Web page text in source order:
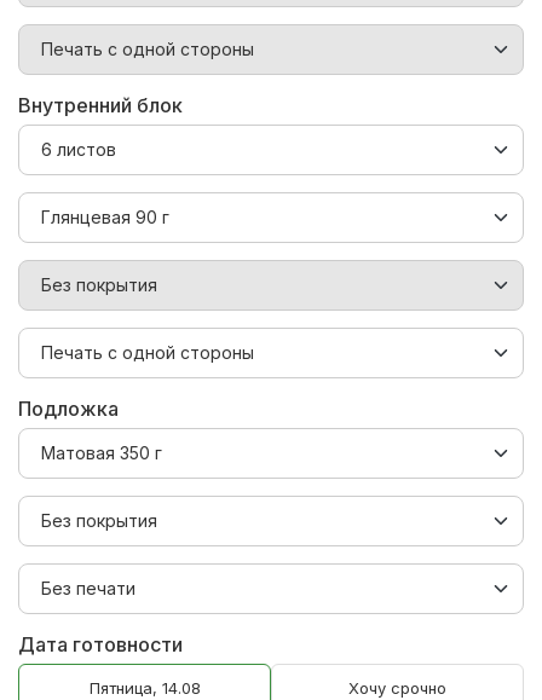
Внутренний блок
Подложка
Дата готовности
Пятница, 14.08 Хочу срочно